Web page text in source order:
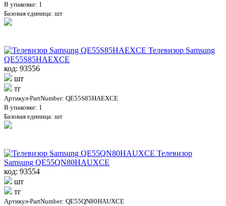
В упаковке: 1
Базовая единица: шт
Телевизор Samsung
QE55S85HAEXCE
код: 93556
шт
тг
Артикул-PartNumber: QE55S85HAEXCE
В упаковке: 1
Базовая единица: шт
Телевизор
Samsung QE55QN80HAUXCE
код: 93554
шт
тг
Артикул-PartNumber: QE55QN80HAUXCE